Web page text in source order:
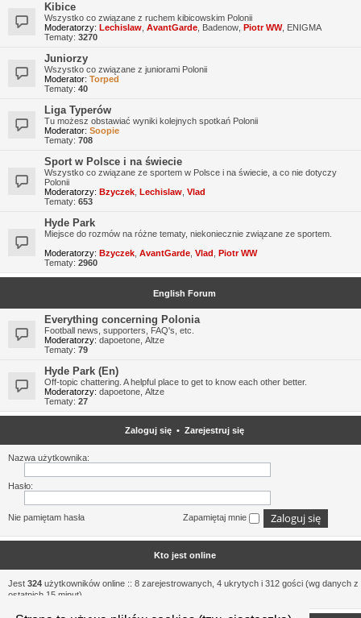
Kibice
Wszystko co związane z ruchem kibicowskim Polonii
Moderatorzy: Lechislaw AvantGarde Badenow Piotr WW, ENIGMA
Tematy: 3270
Juniorzy
Wszystko co związane z juniorami Polonii
Moderator: Torped
Tematy: 40
Liga Typerów
Tu możesz obstawiać wyniki kolejnych spotkań Polonii
Moderator: Soopie
Tematy: 708
Sport w Polsce i na świecie
Wszystko co związane ze sportem w Polsce i na świecie, a co nie dotyczy
Polonii
Moderatorzy: Bzyczek Lechislaw Vlad
Tematy: 653
Hyde Park
Miejsce do rozmów na różne tematy, niekoniecznie związane ze sportem.
Moderatorzy: Bzyczek AvantGarde Vlad Piotr WW
Tematy: 2960
English Forum
Everything concerning Polonia
Football news, supporters, FAQ's, etc.
Moderatorzy: dapoetone Altze
Tematy: 79
Hyde Park (En)
Off-topic chattering. A helpful place to get to know each other better.
Moderatorzy: dapoetone Altze
Tematy: 27
Zaloguj się • Zarejestruj się
Nazwa użytkownika:
Hasło:
Nie pamiętam hasła Zapamiętaj mnie
Kto jest online
Jest 324 użytkowników online :: 8 zarejestrowanych, 4 ukrytych i 312 gości (wg danych z
ostatnich 15 minut)